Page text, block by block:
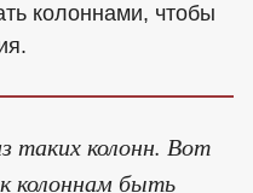
колоннами, чтобы
таких колонн. Вот
колоннам быть